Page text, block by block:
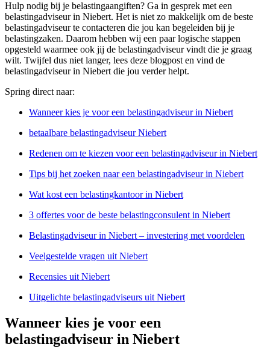
Hulp nodig bij je belastingaangiften? Ga in gesprek met een
belastingadviseur in Niebert. Het is niet zo makkelijk om de beste
belastingadviseur te contacteren die jou kan begeleiden bij je
belastingzaken. Daarom hebben wij een paar logische stappen
opgesteld waarmee ook jij de belastingadviseur vindt die je graag
wilt. Twijfel dus niet langer, lees deze blogpost en vind de
belastingadviseur in Niebert die jou verder helpt.
Spring direct naar:
Wanneer kies je voor een belastingadviseur in Niebert
betaalbare belastingadviseur Niebert
Redenen om te kiezen voor een belastingadviseur in Niebert
Tips bij het zoeken naar een belastingadviseur in Niebert
Wat kost een belastingkantoor in Niebert
3 offertes voor de beste belastingconsulent in Niebert
Belastingadviseur in Niebert – investering met voordelen
Veelgestelde vragen uit Niebert
Recensies uit Niebert
Uitgelichte belastingadviseurs uit Niebert
Wanneer kies je voor een
belastingadviseur in Niebert